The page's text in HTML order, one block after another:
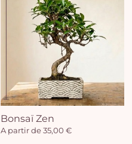
Bonsaï Zen
A partir de 35,00 €